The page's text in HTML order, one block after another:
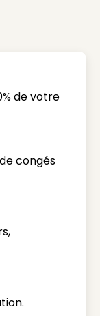
de votre
congés